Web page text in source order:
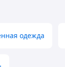
одежда